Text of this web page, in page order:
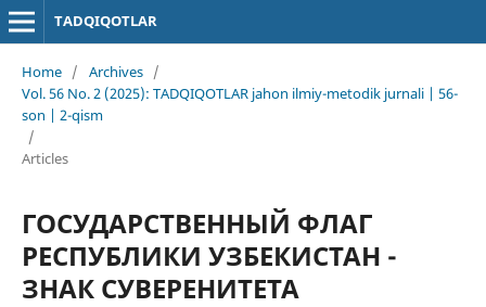
TADQIQOTLAR
Home / Archives /
Vol. 56 No. 2 (2025): TADQIQOTLAR jahon ilmiy-metodik jurnali | 56-
son | 2-qism
/
Articles
ГОСУДАРСТВЕННЫЙ ФЛАГ
РЕСПУБЛИКИ УЗБЕКИСТАН -
ЗНАК СУВЕРЕНИТЕТА